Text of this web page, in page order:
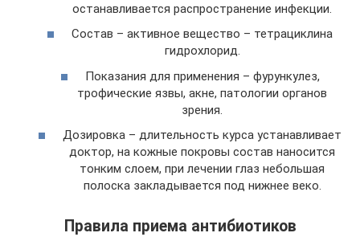
останавливается распространение инфекции.
Состав – активное вещество – тетрациклина
гидрохлорид.
Показания для применения – фурункулез,
трофические язвы, акне, патологии органов
зрения.
Дозировка – длительность курса устанавливает
доктор, на кожные покровы состав наносится
тонким слоем, при лечении глаз небольшая
полоска закладывается под нижнее веко.
Правила приема антибиотиков